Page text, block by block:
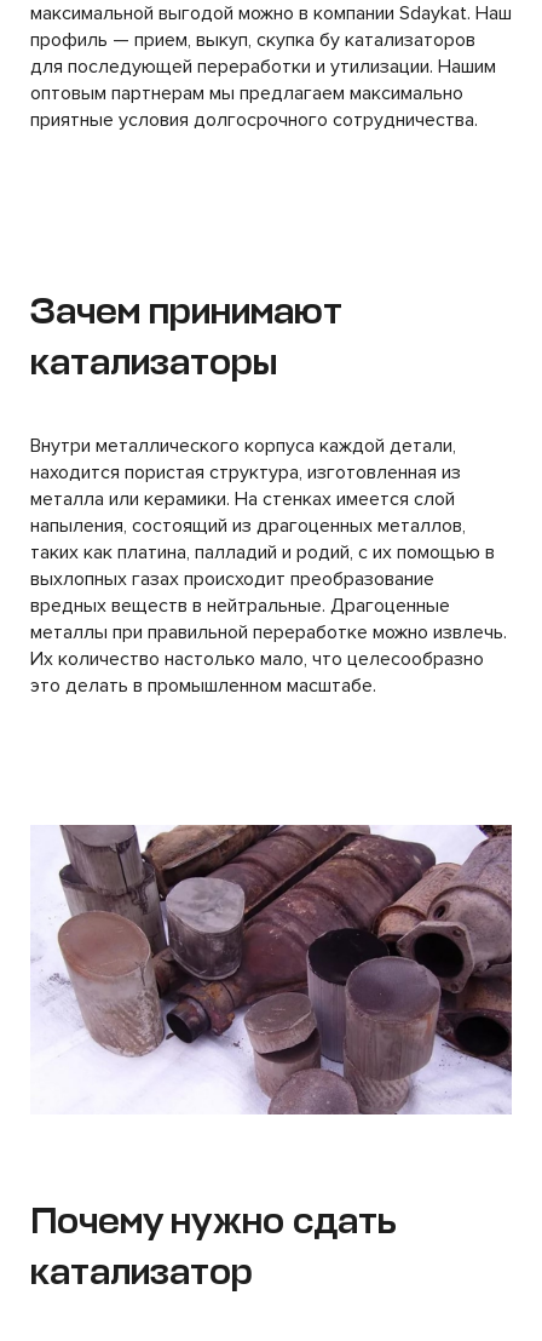
максимальной выгодой можно в компании Sdaykat. Наш
профиль — прием, выкуп, скупка бу катализаторов
для последующей переработки и утилизации. Нашим
оптовым партнерам мы предлагаем максимально
приятные условия долгосрочного сотрудничества.
Зачем принимают
катализаторы
Внутри металлического корпуса каждой детали,
находится пористая структура, изготовленная из
металла или керамики. На стенках имеется слой
напыления, состоящий из драгоценных металлов,
таких как платина, палладий и родий, с их помощью в
выхлопных газах происходит преобразование
вредных веществ в нейтральные. Драгоценные
металлы при правильной переработке можно извлечь.
Их количество настолько мало, что целесообразно
это делать в промышленном масштабе.
Почему нужно сдать
катализатор